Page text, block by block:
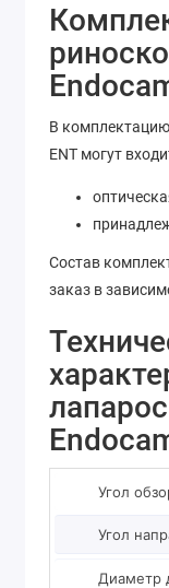
В
ENT могут
Состав
заказ в
Угол
Угол
Диаметр